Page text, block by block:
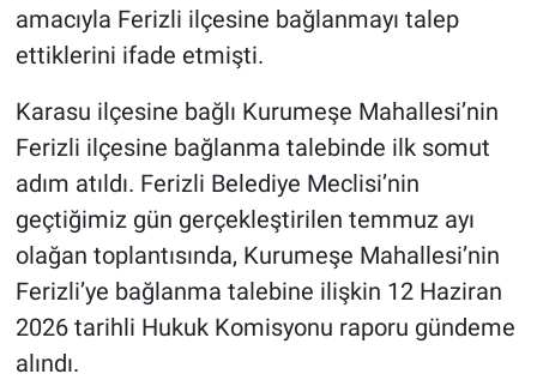
amacıyla Ferizli ilçesine bağlanmayı talep
ettiklerini ifade etmişti.
Karasu ilçesine bağlı Kurumeşe Mahallesi’nin
Ferizli ilçesine bağlanma talebinde ilk somut
adım atıldı. Ferizli Belediye Meclisi’nin
geçtiğimiz gün gerçekleştirilen temmuz ayı
olağan toplantısında, Kurumeşe Mahallesi’nin
Ferizli’ye bağlanma talebine ilişkin 12 Haziran
2026 tarihli Hukuk Komisyonu raporu gündeme
alındı.